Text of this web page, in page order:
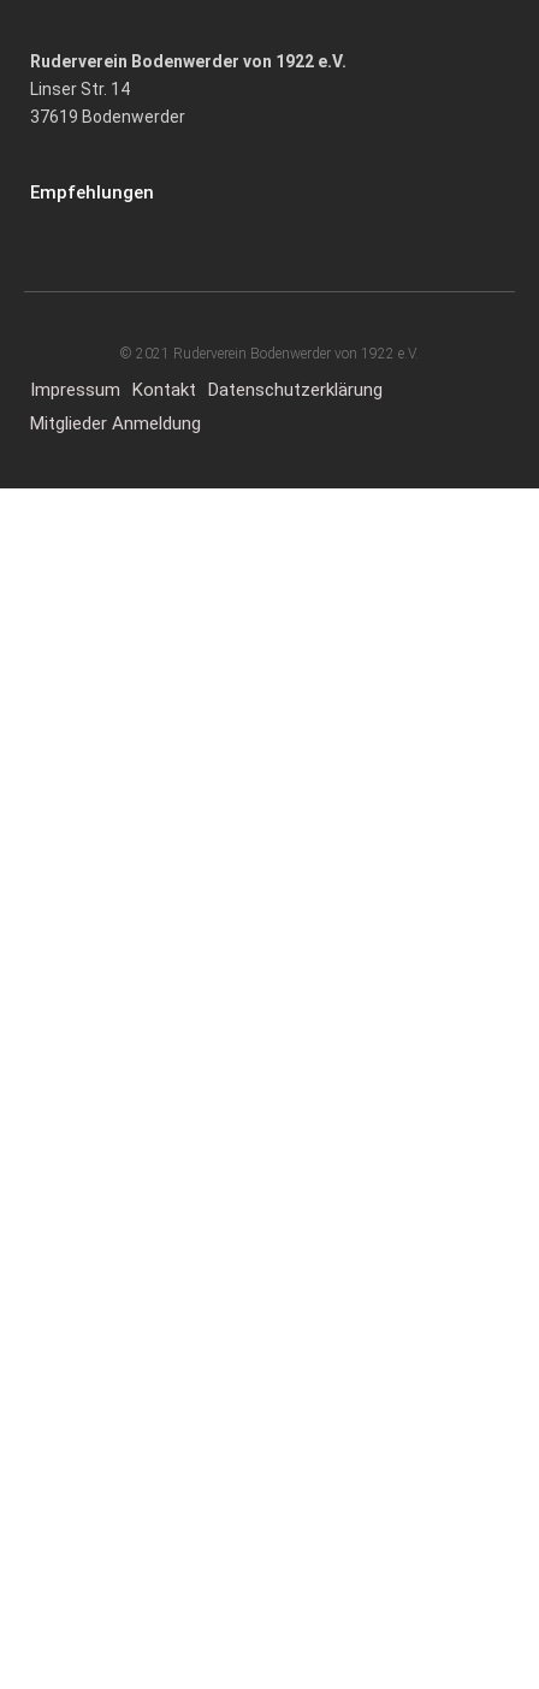
Ruderverein Bodenwerder von 1922 e.V.
Linser Str. 14
37619 Bodenwerder
Empfehlungen
© 2021 Ruderverein Bodenwerder von 1922 e.V.
Impressum Kontakt
Datenschutzerklärung
Mitglieder Anmeldung